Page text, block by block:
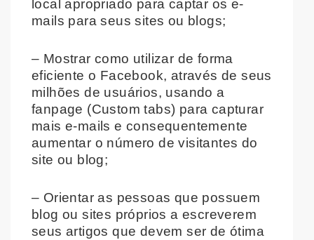
local apropriado para captar os e-
mails para seus sites ou blogs;
– Mostrar como utilizar de forma
eficiente o Facebook, através de seus
milhões de usuários, usando a
fanpage (Custom tabs) para capturar
mais e-mails e consequentemente
aumentar o número de visitantes do
site ou blog;
– Orientar as pessoas que possuem
blog ou sites próprios a escreverem
seus artigos que devem ser de ótima